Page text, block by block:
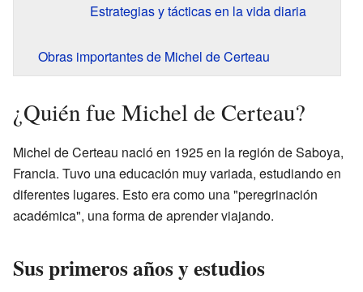
Estrategias y tácticas en la vida diaria
Obras importantes de Michel de Certeau
¿Quién fue Michel de Certeau?
Michel de Certeau nació en 1925 en la región de Saboya,
Francia. Tuvo una educación muy variada, estudiando en
diferentes lugares. Esto era como una "peregrinación
académica", una forma de aprender viajando.
Sus primeros años y estudios